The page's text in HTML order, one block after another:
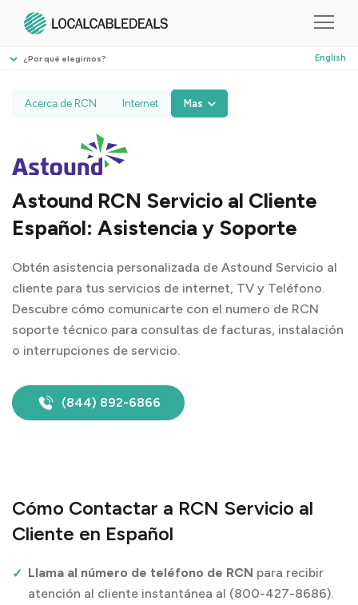
¿Por qué elegirnos? English
Acerca de RCN Internet Mas
Astound RCN Servicio al Cliente
Español: Asistencia y Soporte
Obtén asistencia personalizada de Astound Servicio al
cliente para tus servicios de internet, TV y Teléfono.
Descubre cómo comunicarte con el numero de RCN
soporte técnico para consultas de facturas, instalación
o interrupciones de servicio.
(844) 892-6866
Cómo Contactar a RCN Servicio al
Cliente en Español
Llama al número de teléfono de RCN para recibir
atención al cliente instantánea al (800-427-8686).